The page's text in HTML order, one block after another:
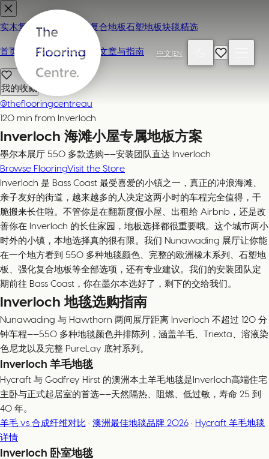
中文 |EN
实木复合地板 强化复合地板石塑地板块毯精选
首页 联系我们 / 来店参观 文章与指南
我的收藏
@theflooringcentreau
120 min from Inverloch
Inverloch 海滩小屋专属地板方案
墨尔本展厅 550 多款选购——安装团队直达 Inverloch
Browse FlooringVisit the Store
Inverloch 是 Bass Coast 最受喜爱的小镇之一，真正的冲浪海滩、
亲子友好的街道，越来越多的人决定这两小时的车程完全值得，干
脆搬来长住啦。不管你是在翻新度假小屋、出租给 Airbnb，还是改
善你在 Inverloch 的长住家园，地板选择都很重要哦。这个城市两小
时外的小镇，本地选择真的很有限。我们 Nunawading 展厅让你能
在一个地方看到 550 多种地毯颜色、完整的欧洲橡木系列、石塑地
板、强化复合地板等全部选项，还有专业建议。我们的安装团队定
期前往 Bass Coast，你在墨尔本选好了，剩下的交给我们。
Inverloch 地毯选购指南
Nunawading 与 Hawthorn 两间展厅距离 Inverloch 不超过 120 分
钟车程——550 多种地毯颜色并排陈列，涵盖羊毛、Triexta、溶液染
色尼龙以及完整 PureLay 底衬系列。
Inverloch 羊毛地毯
Hycraft 与 Godfrey Hirst 的澳洲本土羊毛地毯是Inverloch高端住宅
主卧与正式起居室的首选——天然隔热、阻燃、低过敏，寿命 25 到
40 年。
羊毛 vs 合成纤维对比 · 澳洲最佳地毯品牌 2026 · Hycraft 羊毛地毯
详情
Inverloch 卧室地毯